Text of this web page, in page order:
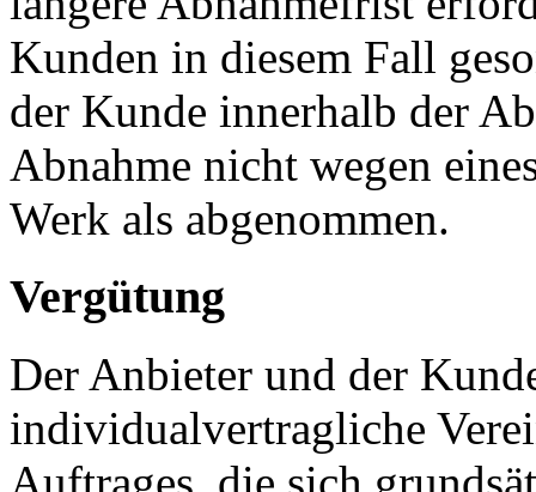
Kunden in diesem Fall
der Kunde innerhalb der
Abnahme nicht wegen
Werk als abgenommen.
Vergütung
Der Anbieter und der
individualvertragliche
Auftrages, die sich